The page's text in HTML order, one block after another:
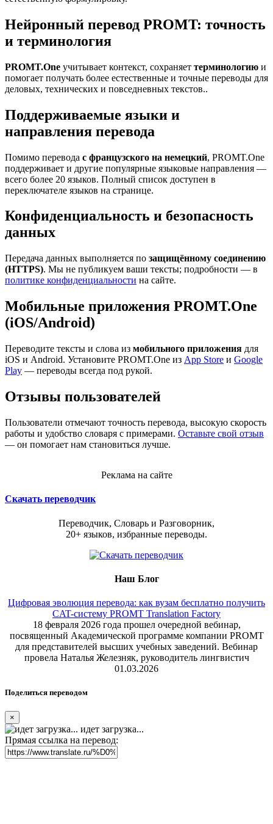
Нейронный перевод PROMT: точность
и терминология
PROMT.One учитывает контекст, сохраняет терминологию и
помогает получать более естественные и точные переводы для
деловых, технических и повседневных текстов..
Поддерживаемые языки и
направления перевода
Помимо перевода с французского на немецкий, PROMT.One
поддерживает и другие популярные языковые направления —
всего более 20 языков. Полный список доступен в
переключателе языков на странице.
Конфиденциальность и безопасность
данных
Передача данных выполняется по защищённому соединению
(HTTPS). Мы не публикуем ваши тексты; подробности — в
политике конфиденциальности на сайте.
Мобильные приложения PROMT.One
(iOS/Android)
Переводите тексты и слова из мобильного приложения для
iOS и Android. Установите PROMT.One из App Store и Google
Play — переводы всегда под рукой.
Отзывы пользователей
Пользователи отмечают точность перевода, высокую скорость
работы и удобство словаря с примерами. Оставьте свой отзыв
— он помогает нам становиться лучше.
Реклама на сайте
Скачать переводчик
Переводчик, Словарь и Разговорник,
20+ языков, избранные переводы.
Наш Блог
Цифровая эволюция перевода: как вузам бесплатно получить
CAT-систему PROMT Translation Factory
18 февраля 2026 года прошел очередной вебинар,
посвященный Академической программе компании PROMT
для представителей высших учебных заведений. Вебинар
провела Наталья Железняк, руководитель лингвистич
01.03.2026
Поделиться переводом
×
идет загрузка...
Прямая ссылка на перевод: